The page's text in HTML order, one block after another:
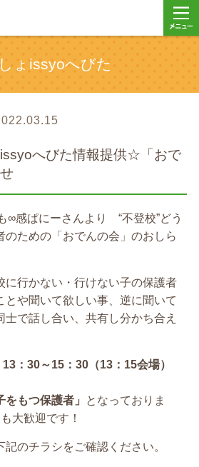
ょissyoへびた
へびた情報提供☆「おで
感ぱにーさんより “不登校”どう
のための「おでんの会」のおしら
に行かない・行けない子の保護者
とや聞いて欲しい事、逆に聞いて
で話し合い、共有し分かち合え
：30～15：30（13：15会場）
もつ保護者」
となっておりま
大歓迎です！
のチラシをご確認ください。